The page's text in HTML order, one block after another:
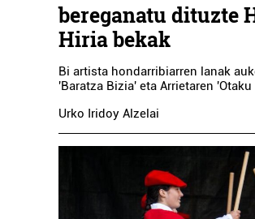
bereganatu dituzte
Hiria bekak
Bi artista hondarribiarren lanak
'Baratza Bizia' eta Arrietaren
Urko Iridoy Alzelai